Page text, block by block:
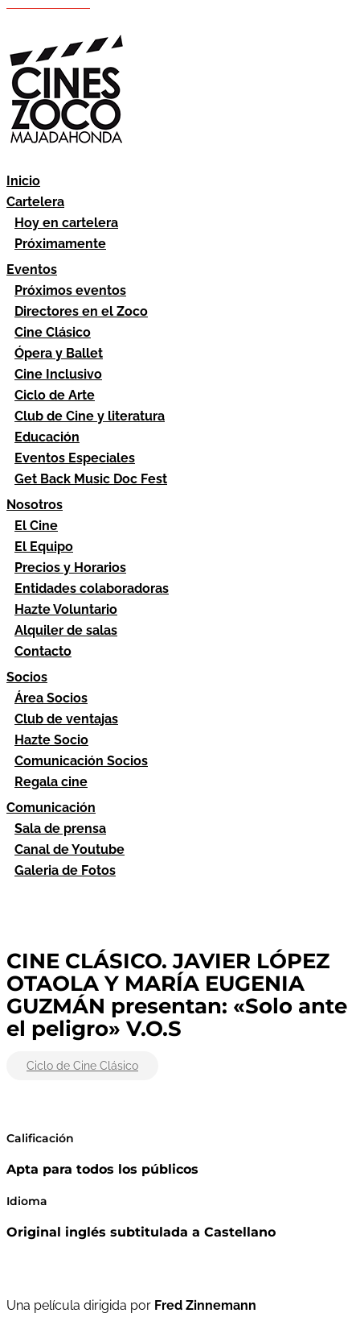
Inicio
Cartelera
Hoy en cartelera
Próximamente
Eventos
Próximos eventos
Directores en el Zoco
Cine Clásico
Ópera y Ballet
Cine Inclusivo
Ciclo de Arte
Club de Cine y literatura
Educación
Eventos Especiales
Get Back Music Doc Fest
Nosotros
El Cine
El Equipo
Precios y Horarios
Entidades colaboradoras
Hazte Voluntario
Alquiler de salas
Contacto
Socios
Área Socios
Club de ventajas
Hazte Socio
Comunicación Socios
Regala cine
Comunicación
Sala de prensa
Canal de Youtube
Galeria de Fotos
CINE CLÁSICO. JAVIER LÓPEZ
OTAOLA Y MARÍA EUGENIA
GUZMÁN presentan: «Solo ante
el peligro» V.O.S
Ciclo de Cine Clásico
Calificación
Apta para todos los públicos
Idioma
Original inglés subtitulada a Castellano
Una película dirigida por Fred Zinnemann